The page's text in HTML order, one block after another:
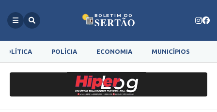
BOLETIM DO
SERTÃO
POLÍTICA POLÍCIA ECONOMIA MUNICÍPIOS